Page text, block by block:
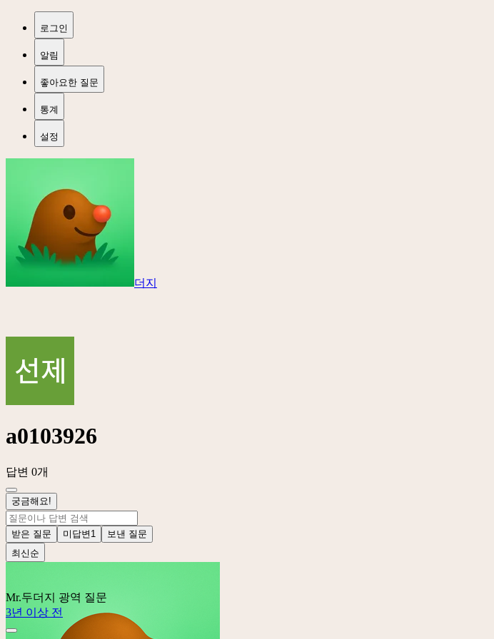
로그인
알림
좋아요한 질문
통계
설정
더지
a0103926
답변 0개
궁금해요!
받은 질문 미답변 1
보낸 질문
최신순
Mr.두더지
광역 질문
3년 이상 전